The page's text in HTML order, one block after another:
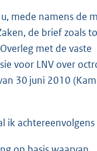
mede namens de
de brief zoals
met de vaste
voor LNV over
30 juni 2010
ik